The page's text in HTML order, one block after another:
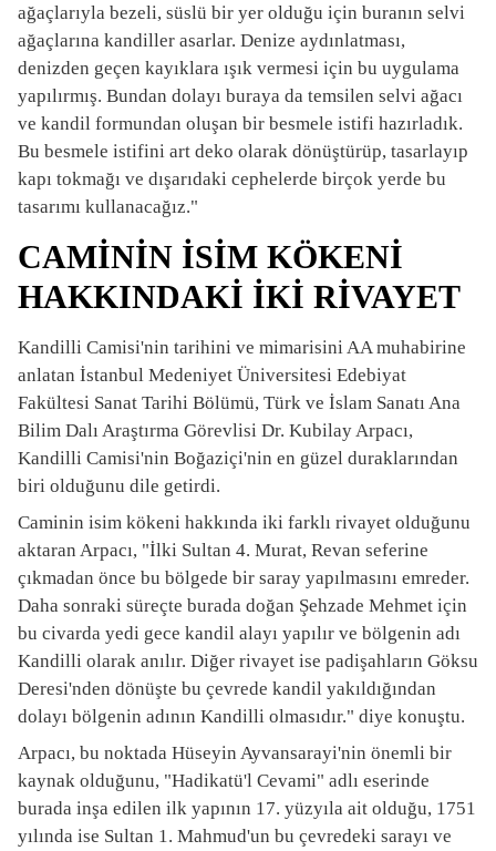
ağaçlarıyla bezeli, süslü bir yer olduğu için buranın selvi
ağaçlarına kandiller asarlar. Denize aydınlatması,
denizden geçen kayıklara ışık vermesi için bu uygulama
yapılırmış. Bundan dolayı buraya da temsilen selvi ağacı
ve kandil formundan oluşan bir besmele istifi hazırladık.
Bu besmele istifini art deko olarak dönüştürüp, tasarlayıp
kapı tokmağı ve dışarıdaki cephelerde birçok yerde bu
tasarımı kullanacağız."
CAMİNİN İSİM KÖKENİ
HAKKINDAKİ İKİ RİVAYET
Kandilli Camisi'nin tarihini ve mimarisini AA muhabirine
anlatan İstanbul Medeniyet Üniversitesi Edebiyat
Fakültesi Sanat Tarihi Bölümü, Türk ve İslam Sanatı Ana
Bilim Dalı Araştırma Görevlisi Dr. Kubilay Arpacı,
Kandilli Camisi'nin Boğaziçi'nin en güzel duraklarından
biri olduğunu dile getirdi.
Caminin isim kökeni hakkında iki farklı rivayet olduğunu
aktaran Arpacı, "İlki Sultan 4. Murat, Revan seferine
çıkmadan önce bu bölgede bir saray yapılmasını emreder.
Daha sonraki süreçte burada doğan Şehzade Mehmet için
bu civarda yedi gece kandil alayı yapılır ve bölgenin adı
Kandilli olarak anılır. Diğer rivayet ise padişahların Göksu
Deresi'nden dönüşte bu çevrede kandil yakıldığından
dolayı bölgenin adının Kandilli olmasıdır." diye konuştu.
Arpacı, bu noktada Hüseyin Ayvansarayi'nin önemli bir
kaynak olduğunu, "Hadikatü'l Cevami" adlı eserinde
burada inşa edilen ilk yapının 17. yüzyıla ait olduğu, 1751
yılında ise Sultan 1. Mahmud'un bu çevredeki sarayı ve